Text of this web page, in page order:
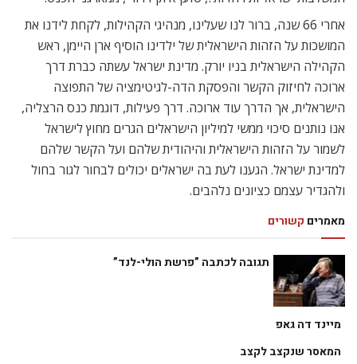
אחרי 66 שנה, ברור לנו שעלינו, מנהיגי הקהילות, לקחת לידנו את
המושכות על הזהות הישראלית של ילדינו הוסיף ארן היימן, ראש
הקהילה הישראלית בניו יורק. מדינת ישראל עשתה כברת דרך
ארוכה לחיזוק הקשר והפסקת הדה-לגיטימציה של התפוצה
הישראלית, אך הדרך עוד ארוכה. דרך פעילות, דוגמת כנס הרצליה,
אנו נותנים סיכוי ממשי למיליון הישראלים הגרים מחוץ לישראל
לשמור על הזהות הישראלית והיהודית שלהם ועל הקשר שלהם
למדינת ישראל. הגענו לעת בה ישראלים יכולים לבחור לגור בחול
ולהגדיר עצמם כציונים נלהבים.
מאמרים קשורים
תגובה לכתבה ”פרשת הולי-לנד”
מיינד דה גאפ
המאסר שנקצב לקצב